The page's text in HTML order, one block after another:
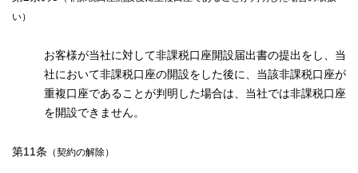
い）
お客様が当社に対して非課税口座開設届出書の提出をし、当
社において非課税口座の開設をした後に、当該非課税口座が
重複口座であることが判明した場合は、当社では非課税口座
を開設できません。
第11条 （契約の解除）